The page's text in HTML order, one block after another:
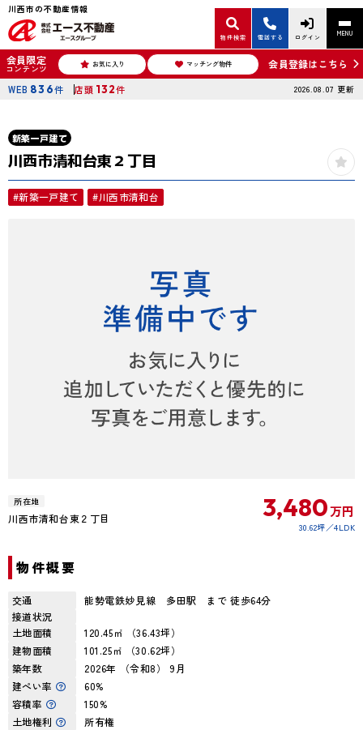
川西市の不動産情報
物件検索 電話する ログイン MENU
会員限定
コンテンツ お気に入り マッチング物件 会員登録はこちら
WEB 836件 店頭 132件 2026.08.07 更新
新築一戸建て
川西市清和台東２丁目
#新築一戸建て #川西市清和台
所在地
川西市清和台東２丁目 3,480万円
30.62坪 4LDK
物件概要
交通
能勢電鉄妙見線 多田駅 まで 徒歩64分
接道状況
土地面積
120.45㎡ （36.43坪）
建物面積
101.25㎡ （30.62坪）
築年数
2026年 （令和8） 9月
建ぺい率
60%
容積率
150%
土地権利
所有権